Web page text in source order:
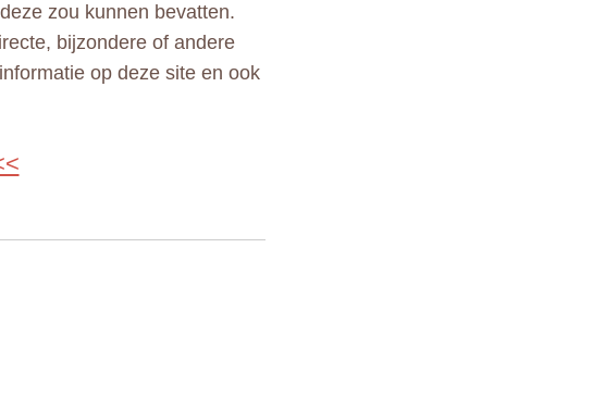
zou kunnen bevatten.
bijzondere of andere
op deze site en ook